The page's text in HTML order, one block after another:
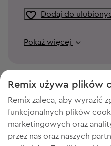
Dodaj do
Pokaż więcej
Remix używa plików
Remix zaleca, aby wyrazić
funkcjonalnych plików
marketingowych oraz
przez nas oraz naszych